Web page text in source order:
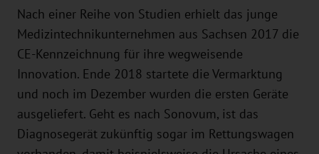
Nach einer Reihe von Studien erhielt das junge
Medizintechnikunternehmen aus Sachsen 2017 die
CE-Kennzeichnung für ihre wegweisende
Innovation. Ende 2018 startete die Vermarktung
und noch im Dezember wurden die ersten Geräte
ausgeliefert. Geht es nach Sonovum, ist das
Diagnosegerät zukünftig sogar im Rettungswagen